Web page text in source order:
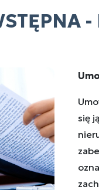
się